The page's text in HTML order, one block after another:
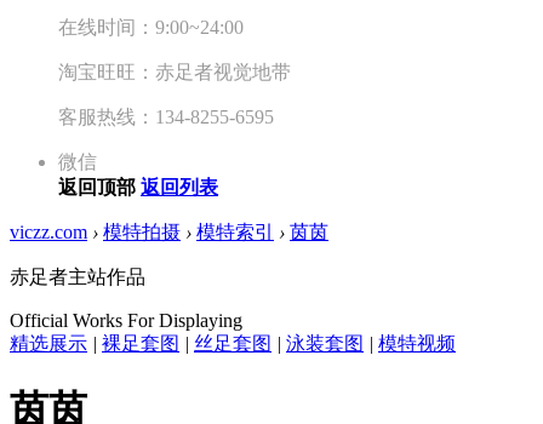
在线时间：9:00~24:00
淘宝旺旺：赤足者视觉地带
客服热线：134-8255-6595
微信
返回顶部 返回列表
viczz.com › 模特拍摄 › 模特索引 › 茵茵
赤足者主站作品
Official Works For Displaying
精选展示 | 裸足套图 | 丝足套图 | 泳装套图 | 模特视频
茵茵